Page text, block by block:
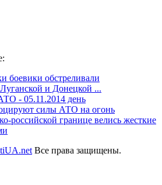
боевики обстреливали
и Донецкой ...
- 05.11.2014 день
силы АТО на огонь
российской границе велись жесткие
Все права защищены.